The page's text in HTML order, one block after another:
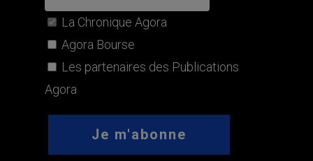
La Chronique Agora
Agora Bourse
Les partenaires des Publications
Agora